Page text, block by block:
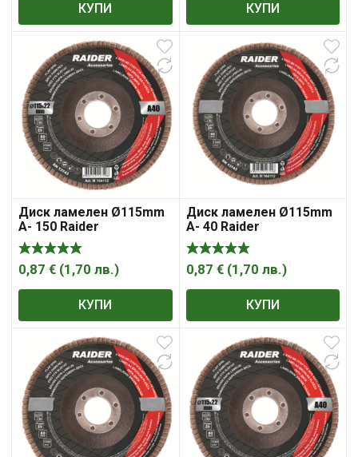
КУПИ КУПИ
Диск ламелен Ø115mm
A- 150 Raider
0,87 € (1,70 лв.)
КУПИ
Диск ламелен Ø115mm
A- 40 Raider
0,87 € (1,70 лв.)
КУПИ